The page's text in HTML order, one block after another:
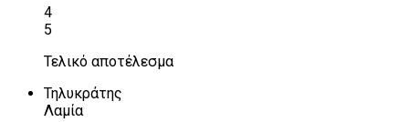
4
5
Τελικό αποτέλεσμα
Τηλυκράτης
Λαμία